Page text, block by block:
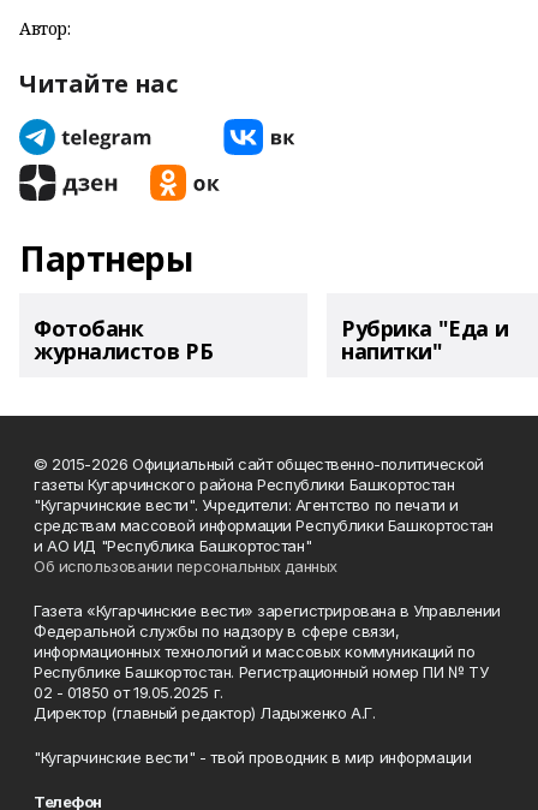
Автор:
Читайте нас
Партнеры
Фотобанк
журналистов РБ
Рубрика "Еда и
напитки"
© 2015-2026 Официальный сайт общественно-политической
газеты Кугарчинского района Республики Башкортостан
"Кугарчинские вести". Учредители: Агентство по печати и
средствам массовой информации Республики Башкортостан
и АО ИД "Республика Башкортостан"
Об использовании персональных данных
Газета «Кугарчинские вести» зарегистрирована в Управлении
Федеральной службы по надзору в сфере связи,
информационных технологий и массовых коммуникаций по
Республике Башкортостан. Регистрационный номер ПИ № ТУ
02 - 01850 от 19.05.2025 г.
Директор (главный редактор) Ладыженко А.Г.
"Кугарчинские вести" - твой проводник в мир информации
Телефон